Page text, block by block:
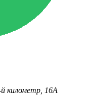
километр, 16А